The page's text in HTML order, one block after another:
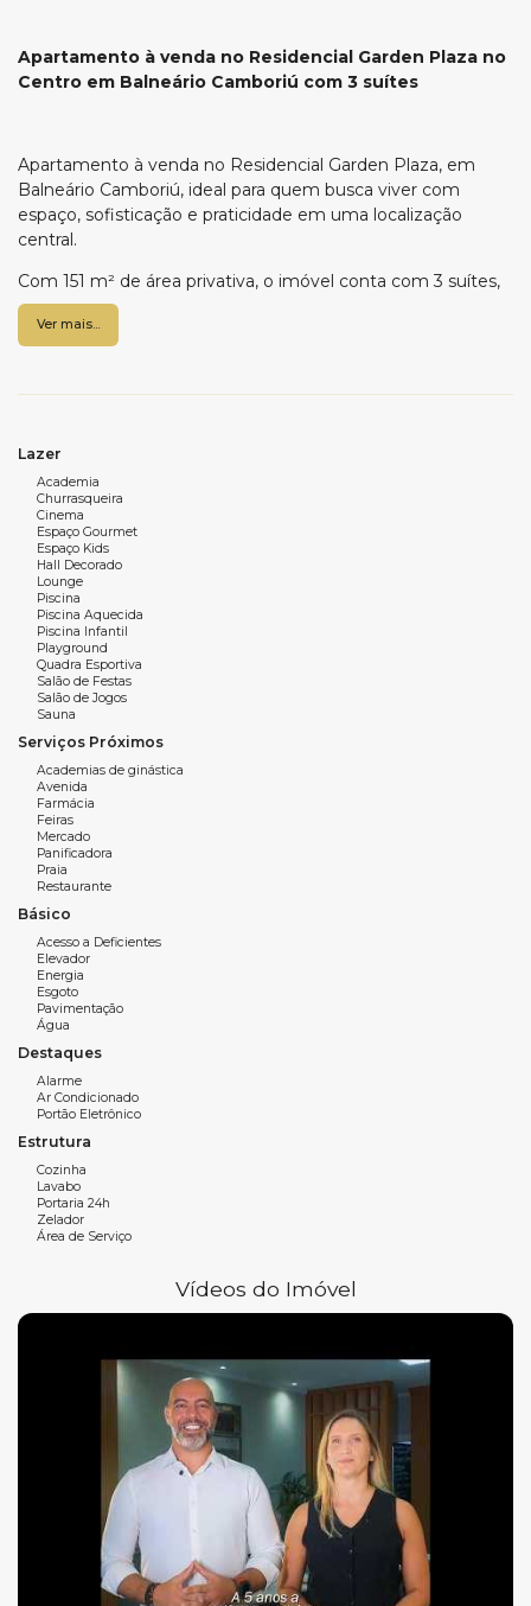
Apartamento à venda no Residencial Garden Plaza no
Centro em Balneário Camboriú com 3 suítes
Apartamento à venda no Residencial Garden Plaza, em
Balneário Camboriú, ideal para quem busca viver com
espaço, sofisticação e praticidade em uma localização
central.
Com 151 m² de área privativa, o imóvel conta com 3 suítes,
sendo uma master com closet, hidromassagem e sacada,
além de um living amplo e integrado. A sacada com
lazer, com piscina térmica, piscinas adulto e infantil, bar
molhado, quiosques, salão de festas, cinema, academia,
sauna, espaço kids, game center, playground com mini golf,
quadra poliesportiva, lounge e bicicletário.
Um imóvel que une localização estratégica, alto padrão e
uma experiência completa de moradia.
Características do imóvel:
3 Suítes, Sendo 1 Master Com Closet, Hidro e Sacada
Living
Sacada Com Churrasqueira a Carvão
Lavabo
Área de Serviço
3 Vagas de garagem
Área Privativa: 151 m²
Características do empreendimento:
Lounge
Academia
Game center
Piscina adulta e infantil
Bar molhado
Quiosques
Ver mais...
Lazer
Academia
Churrasqueira
Cinema
Espaço Gourmet
Espaço Kids
Hall Decorado
Lounge
Piscina
Piscina Aquecida
Piscina Infantil
Playground
Quadra Esportiva
Salão de Festas
Salão de Jogos
Sauna
Serviços Próximos
Academias de ginástica
Avenida
Farmácia
Feiras
Mercado
Panificadora
Praia
Restaurante
Básico
Acesso a Deficientes
Elevador
Energia
Esgoto
Pavimentação
Água
Destaques
Alarme
Ar Condicionado
Portão Eletrônico
Estrutura
Cozinha
Lavabo
Portaria 24h
Zelador
Área de Serviço
Vídeos do Imóvel